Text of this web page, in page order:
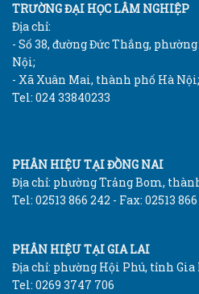
TRƯỜNG ĐẠI HỌC LÂM NGHIỆP
Địa chỉ:
- Số 38, đường Đức Thắng,
Nội;
- Xã Xuân Mai, thành phố Hà Nội;
Tel: 024 33840233
PHÂN HIỆU TẠI ĐỒNG NAI
Địa chỉ: phường Trảng Bom,
Tel: 02513 866 242 - Fax: 02513
PHÂN HIỆU TẠI GIA LAI
Địa chỉ: phường Hội Phú, tỉnh Gia
Tel: 0269 3747 706